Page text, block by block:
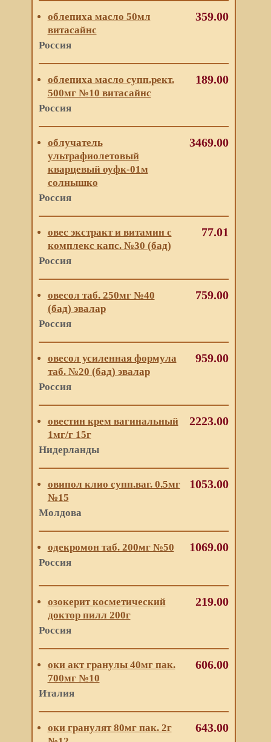
облепиха масло 50мл
витасайнс
Россия
359.00
облепиха масло супп.рект.
500мг №10 витасайнс
Россия
189.00
облучатель
ультрафиолетовый
кварцевый оуфк-01м
солнышко
Россия
3469.00
овес экстракт и витамин с
комплекс капс. №30 (бад)
Россия
77.01
овесол таб. 250мг №40
(бад) эвалар
Россия
759.00
овесол усиленная формула
таб. №20 (бад) эвалар
Россия
959.00
овестин крем вагинальный
1мг/г 15г
Нидерланды
2223.00
овипол клио супп.ваг. 0.5мг
№15
Молдова
1053.00
одекромон таб. 200мг №50
Россия
1069.00
озокерит косметический
доктор пилл 200г
Россия
219.00
оки акт гранулы 40мг пак.
700мг №10
Италия
606.00
оки гранулят 80мг пак. 2г
643.00